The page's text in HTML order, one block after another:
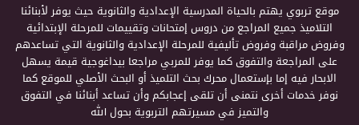
موقع تربوي يهتم بالحياة المدرسية الإعدادية والثانوية حيث يوفر لأبنائنا
التلاميذ جميع المراجع من دروس إمتحانات وتقييمات للمرحلة الإبتدائية
وفروض مراقبة وفروض تأليفية للمرحلة الإعدادية والثانوية التي تساعدهم
على المراجعة والتفوق كما يوفر للمربي مراجعا بيداغوجية قيمة يسهل
الابحار فيه إما بإستعمال محرك بحث التلميذ أو البحث الأصلي للموقع كما
نوفر خدمات أخرى نتمنى أن تلقى إعجابكم وأن تساعد أبنائنا في التفوق
والتميز في مسيرتهم التربوية بحول الله